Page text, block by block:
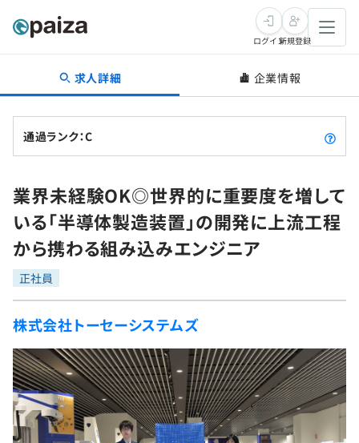
転職・キャリア
転職成功ガイド
転職エージェント
インタビュー
転職成功ガイド
新卒就活
求人検索
本選考
インターン
新卒エージェント
イベント・セミナー
インタビュー
学習
問題集
4択課題
ナレッジ
リファレンス
プログラミング言語
評価結果一覧
再チャレンジ結果一覧
ゲーム・マンガ
Tech Team Journal
paiza times
note
paizaとは？
ログイン新規登録
求人詳細 企業情報
通過ランク：C
業界未経験OK◎世界的に重要度を増して
いる「半導体製造装置」の開発に上流工程
から携わる組み込みエンジニア
正社員
株式会社トーセーシステムズ